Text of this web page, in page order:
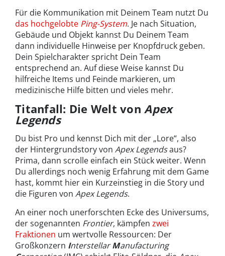
Für die Kommunikation mit Deinem Team nutzt Du
das hochgelobte Ping-System. Je nach Situation,
Gebäude und Objekt kannst Du Deinem Team
dann individuelle Hinweise per Knopfdruck geben.
Dein Spielcharakter spricht Dein Team
entsprechend an. Auf diese Weise kannst Du
hilfreiche Items und Feinde markieren, um
medizinische Hilfe bitten und vieles mehr.
Titanfall: Die Welt vonApex
Legends
Du bist Pro und kennst Dich mit der „Lore“, also
der Hintergrundstory von Apex Legendsaus?
Prima, dann scrolle einfach ein Stück weiter. Wenn
Du allerdings noch wenig Erfahrung mit dem Game
hast, kommt hier ein Kurzeinstieg in die Story und
die Figuren von Apex Legends.
An einer noch unerforschten Ecke des Universums,
der sogenannten Frontier, kämpfen zwei
Fraktionen um wertvolle Ressourcen: Der
Großkonzern InterstellarManufacturing